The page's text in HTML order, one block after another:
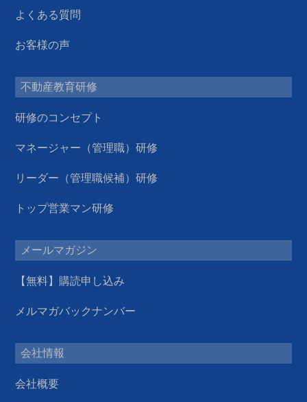
よくある質問
お客様の声
不動産教育研修
研修のコンセプト
マネージャー（管理職）研修
リーダー（管理職候補）研修
トップ営業マン研修
メールマガジン
【無料】購読申し込み
メルマガバックナンバー
会社情報
会社概要